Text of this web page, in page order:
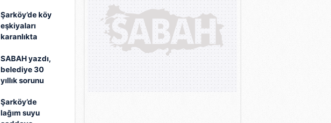
çıkartıyor!
Şarköy’de köy
eşkiyaları
karanlıkta
SABAH yazdı,
belediye 30
yıllık sorunu
Şarköy’de
lağım suyu